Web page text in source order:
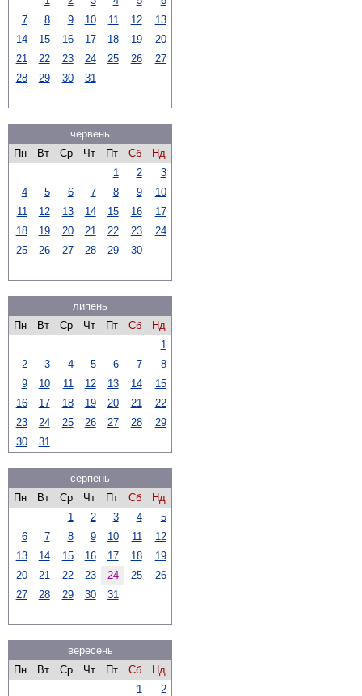
7
8 9 10 11 12
13
14
15 16 17 18 19
20
21
22 23 24 25 26
27
28
29 30 31
червень
Пн
Вт Ср Чт Пт Сб
Нд
1
2
3
4
5 6 7 8 9
10
11
12 13 14 15 16
17
18
19 20 21 22 23
24
25
26 27 28 29 30
липень
Пн
Вт Ср Чт Пт Сб
Нд
1
2
3 4 5 6 7
8
9
10 11 12 13 14
15
16
17 18 19 20 21
22
23
24 25 26 27 28
29
30
31
серпень
Пн
Вт Ср Чт Пт Сб
Нд
1
2 3 4
5
6
7 8 9 10 11
12
13
14 15 16 17 18
19
20
21 22 23 24 25
26
27
28 29 30 31
вересень
Пн
Вт Ср Чт Пт Сб
Нд
1
2